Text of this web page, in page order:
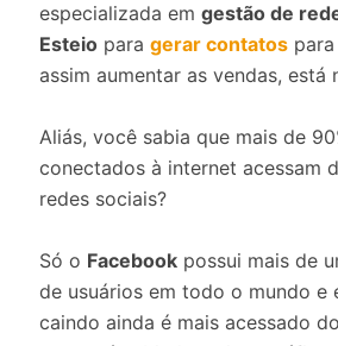
especializada em gestão de
Esteio para gerar contatos
assim aumentar as vendas, está
Aliás, você sabia que mais de
conectados à internet acessam
redes sociais?
Só o Facebook possui mais de
de usuários em todo o mundo e
caindo ainda é mais acessado